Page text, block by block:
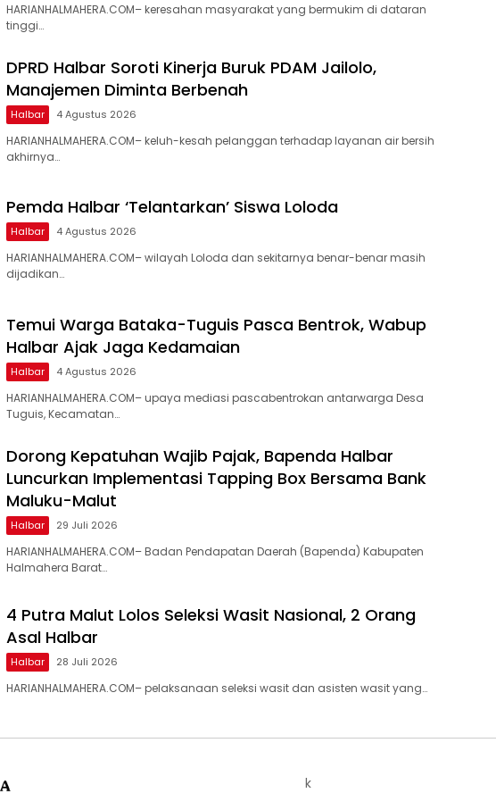
HARIANHALMAHERA.COM– keresahan masyarakat yang bermukim di dataran
tinggi…
DPRD Halbar Soroti Kinerja Buruk PDAM Jailolo,
Manajemen Diminta Berbenah
Halbar 4 Agustus 2026
HARIANHALMAHERA.COM– keluh-kesah pelanggan terhadap layanan air bersih
akhirnya…
Pemda Halbar ‘Telantarkan’ Siswa Loloda
Halbar 4 Agustus 2026
HARIANHALMAHERA.COM– wilayah Loloda dan sekitarnya benar-benar masih
dijadikan…
Temui Warga Bataka-Tuguis Pasca Bentrok, Wabup
Halbar Ajak Jaga Kedamaian
Halbar 4 Agustus 2026
HARIANHALMAHERA.COM– upaya mediasi pascabentrokan antarwarga Desa
Tuguis, Kecamatan…
Dorong Kepatuhan Wajib Pajak, Bapenda Halbar
Luncurkan Implementasi Tapping Box Bersama Bank
Maluku-Malut
Halbar 29 Juli 2026
HARIANHALMAHERA.COM– Badan Pendapatan Daerah (Bapenda) Kabupaten
Halmahera Barat…
4 Putra Malut Lolos Seleksi Wasit Nasional, 2 Orang
Asal Halbar
Halbar 28 Juli 2026
HARIANHALMAHERA.COM– pelaksanaan seleksi wasit dan asisten wasit yang…
k